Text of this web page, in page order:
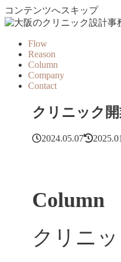
コンテンツへスキップ
Flow
Reason
Column
Company
Contact
クリニック
2024.05.07
Column
クリニ